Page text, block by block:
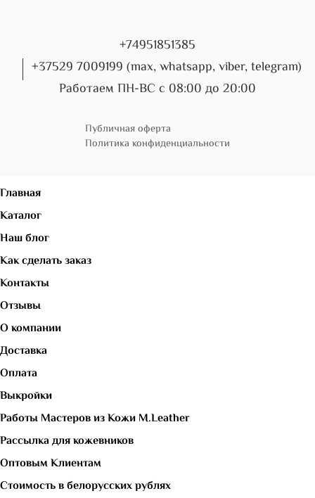
+74951851385
+37529 7009199 (max, whatsapp, viber, telegram)
Работаем ПН-ВС с 08:00 до 20:00
Публичная оферта
Политика конфиденциальности
Главная
Каталог
Наш блог
Как сделать заказ
Контакты
Отзывы
О компании
Доставка
Оплата
Выкройки
Работы Мастеров из Кожи M.Leather
Рассылка для кожевников
Оптовым Клиентам
Стоимость в белорусских рублях